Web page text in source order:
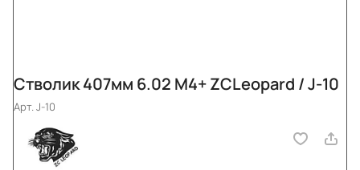
Стволик 407мм 6.02 M4+ ZCLeopard / J-10
Арт.J-10